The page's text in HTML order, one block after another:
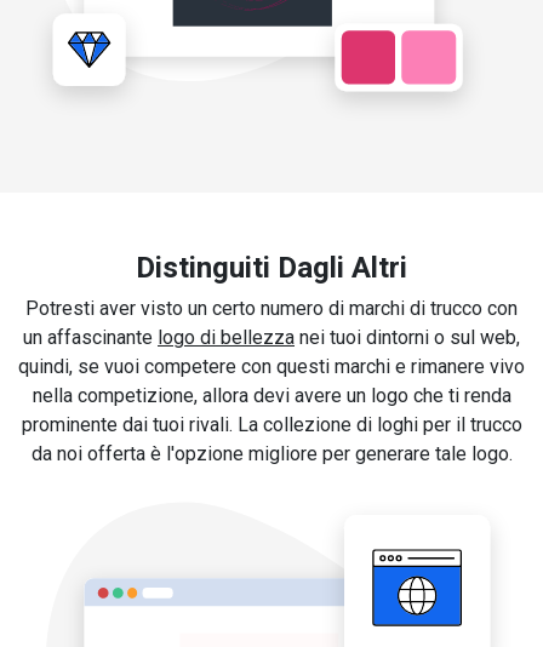
Distinguiti Dagli Altri
Potresti aver visto un certo numero di marchi di trucco con
un affascinante logo di bellezza nei tuoi dintorni o sul web,
quindi, se vuoi competere con questi marchi e rimanere vivo
nella competizione, allora devi avere un logo che ti renda
prominente dai tuoi rivali. La collezione di loghi per il trucco
da noi offerta è l'opzione migliore per generare tale logo.